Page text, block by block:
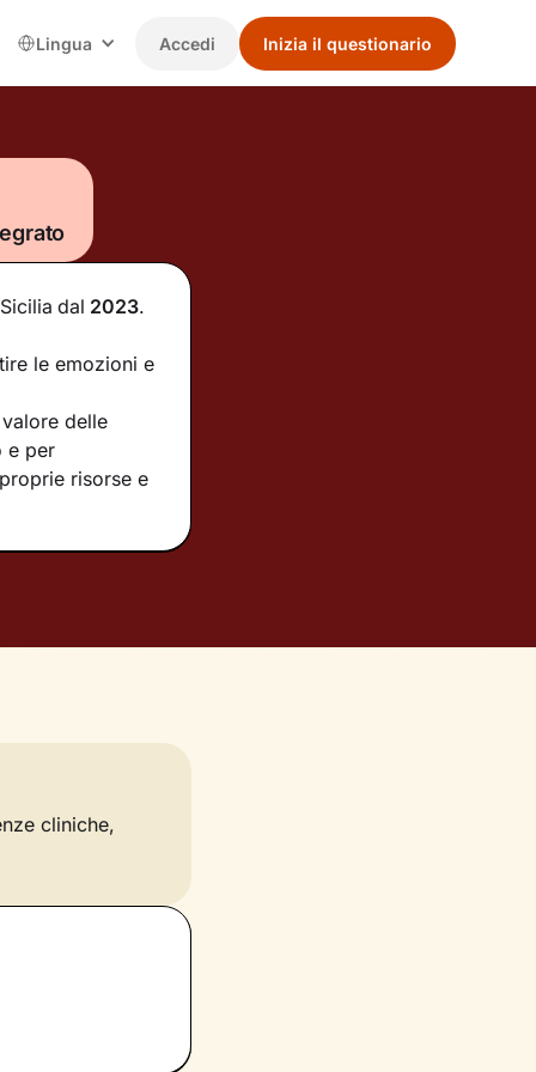
Lingua Accedi Inizia il questionario
dal 2023.
le emozioni e
delle
e per
risorse e
cliniche,